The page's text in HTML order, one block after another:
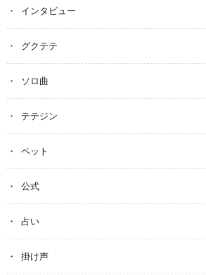
インタビュー
グクテテ
ソロ曲
テテジン
ペット
公式
占い
掛け声